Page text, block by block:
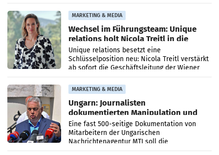
MARKETING & MEDIA
Wechsel im Führungsteam: Unique
relations holt Nicola Treitl in die
Geschäftsleitung
Unique relations besetzt eine
Schlüsselposition neu: Nicola Treitl verstärkt
ab sofort die Geschäftsleitung der Wiener
PR-Agentur an der Seite von Josef Kalina und
Anna Kalina-Mahr.
MARKETING & MEDIA
Ungarn: Journalisten
dokumentierten Manipulation und
Zensur
Eine fast 500-seitige Dokumentation von
Mitarbeitern der Ungarischen
Nachrichtenagentur MTI soll die
systematische Nachrichten-Manipulation und